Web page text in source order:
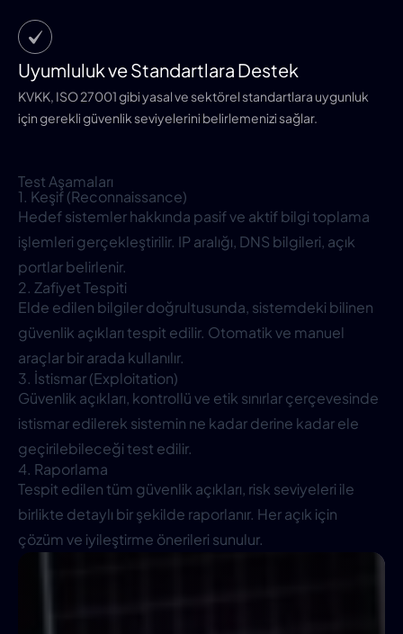
Uyumluluk ve Standartlara Destek
KVKK, ISO 27001 gibi yasal ve sektörel standartlara uygunluk
için gerekli güvenlik seviyelerini belirlemenizi sağlar.
Test Aşamaları
1. Keşif (Reconnaissance)
Hedef sistemler hakkında pasif ve aktif bilgi toplama
işlemleri gerçekleştirilir. IP aralığı, DNS bilgileri, açık
portlar belirlenir.
2. Zafiyet Tespiti
Elde edilen bilgiler doğrultusunda, sistemdeki bilinen
güvenlik açıkları tespit edilir. Otomatik ve manuel
araçlar bir arada kullanılır.
3. İstismar (Exploitation)
Güvenlik açıkları, kontrollü ve etik sınırlar çerçevesinde
istismar edilerek sistemin ne kadar derine kadar ele
geçirilebileceği test edilir.
4. Raporlama
Tespit edilen tüm güvenlik açıkları, risk seviyeleri ile
birlikte detaylı bir şekilde raporlanır. Her açık için
çözüm ve iyileştirme önerileri sunulur.